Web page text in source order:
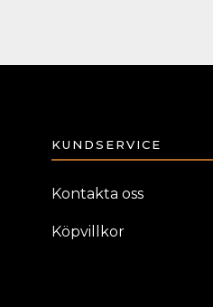
KUNDSERVICE
Kontakta oss
Köpvillkor